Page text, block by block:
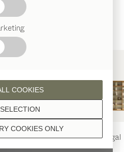
COOKIES ONLY
COOKIES
nyaStuhl filignoRegal